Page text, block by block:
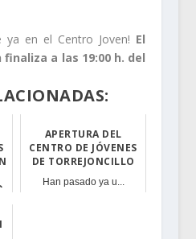
ya en el Centro Joven! El
a las 19:00 h. del
APERTURA DEL
CENTRO DE JÓVENES
DE TORREJONCILLO
Han pasado ya u...